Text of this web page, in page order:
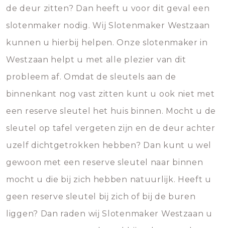
de deur zitten? Dan heeft u voor dit geval een
slotenmaker nodig. Wij Slotenmaker Westzaan
kunnen u hierbij helpen. Onze slotenmaker in
Westzaan helpt u met alle plezier van dit
probleem af. Omdat de sleutels aan de
binnenkant nog vast zitten kunt u ook niet met
een reserve sleutel het huis binnen. Mocht u de
sleutel op tafel vergeten zijn en de deur achter
uzelf dichtgetrokken hebben? Dan kunt u wel
gewoon met een reserve sleutel naar binnen
mocht u die bij zich hebben natuurlijk. Heeft u
geen reserve sleutel bij zich of bij de buren
liggen? Dan raden wij Slotenmaker Westzaan u